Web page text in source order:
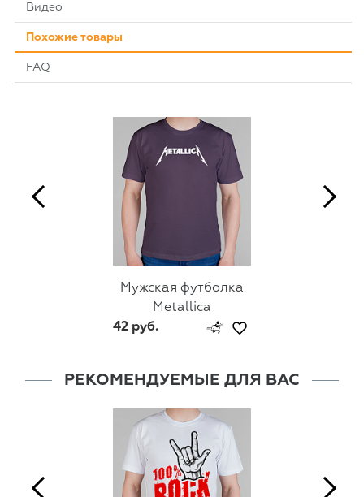
Видео
Похожие товары
FAQ
Мужская футболка
Metallica
42 руб.
РЕКОМЕНДУЕМЫЕ ДЛЯ ВАС